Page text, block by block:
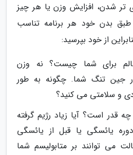
شدن، افزایش وزن یا هر چیز
بدن خود هر برنامه تناسب
از خود بپرسید:
برای شما چیست؟ نه وزن
جین تنگ شما. چگونه به طور
و سلامتی می کنید؟
قدر است؟ آیا زیاد رژیم گرفته
یائسگی یا قبل از یائسگی
می توانند بر متابولیسم شما